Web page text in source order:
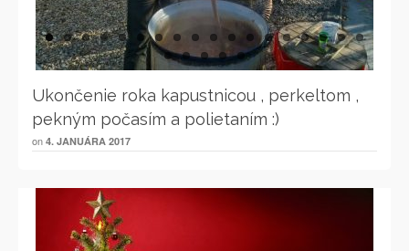
Ukončenie roka kapustnicou , perkeltom ,
pekným počasím a polietaním :)
on 4. JANUÁRA 2017